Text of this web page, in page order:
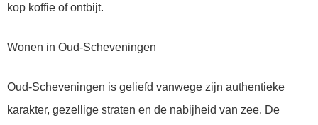
kop koffie of ontbijt.
Wonen in Oud-Scheveningen
Oud-Scheveningen is geliefd vanwege zijn authentieke
karakter, gezellige straten en de nabijheid van zee. De